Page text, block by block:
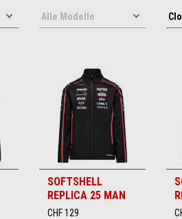
SOFTSHELL
REPLICA 25 MAN
CHF 129